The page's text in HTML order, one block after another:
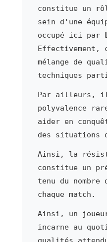
constitue un
sein d'une
occupé ici par
Effectivement,
mélange de
techniques
Par ailleurs, il
polyvalence
aider en
des situations
Ainsi, la
constitue un
tenu du
chaque match.
Ainsi, un
incarne au